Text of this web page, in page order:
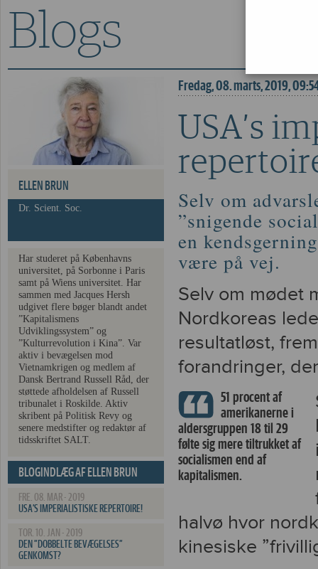
USA’s
Blogs
ELLEN BRUN
Dr. Scient. Soc.
Har studeret på Københavns
universitet, på Sorbonne i Paris
samt på Wiens universitet. Har
sammen med Jacques Hersh
udgivet flere bøger blandt andet
”Kapitalismens
Udviklingssystem” og
”Kulturrevolution i Kina”. Var
aktiv i bevægelsen mod
Vietnamkrigen og medlem af
Dansk Bertrand Russell Råd, der
støttede afholdelsen af Russell
tribunalet i Roskilde. Aktiv
skribent på Politisk Revy og
senere medstifter og redaktør af
tidsskriftet SALT.
BLOGINDLÆG AF ELLEN BRUN
FRE. 08. MAR - 2019
USA’S IMPERIALISTISKE REPERTOIRE!
TOR. 10. JAN - 2019
DEN ”DOBBELTE BEVÆGELSES”
GENKOMST?
Fredag, 08. marts, 2019,
USA’s
Selv om
”snigende
en
være på vej.
Selv om mødet
Nordkoreas
resultatløst,
forandringer,
51 procent af
amerikanerne i
aldersgruppen 18 til 29
følte sig mere tiltrukket af
socialismen end af
kapitalismen.
halvø hvor
kinesiske